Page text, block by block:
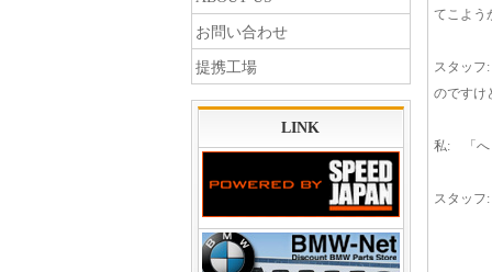
てこよう
スタッフ
のですけ
私: 「へ
スタッ
お問い合わせ
提携工場
LINK